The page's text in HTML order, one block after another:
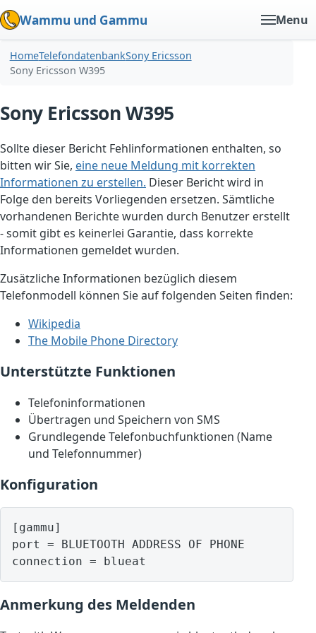
Wammu und Gammu Menu
HomeTelefondatenbankSony Ericsson
Sony Ericsson W395
Sony Ericsson W395
Sollte dieser Bericht Fehlinformationen enthalten, so
bitten wir Sie, eine neue Meldung mit korrekten
Informationen zu erstellen. Dieser Bericht wird in
Folge den bereits Vorliegenden ersetzen. Sämtliche
vorhandenen Berichte wurden durch Benutzer erstellt
- somit gibt es keinerlei Garantie, dass korrekte
Informationen gemeldet wurden.
Zusätzliche Informationen bezüglich diesem
Telefonmodell können Sie auf folgenden Seiten finden:
Wikipedia
The Mobile Phone Directory
Unterstützte Funktionen
Telefoninformationen
Übertragen und Speichern von SMS
Grundlegende Telefonbuchfunktionen (Name
und Telefonnummer)
Konfiguration
[gammu]
port = BLUETOOTH ADDRESS OF PHONE
Anmerkung des Meldenden